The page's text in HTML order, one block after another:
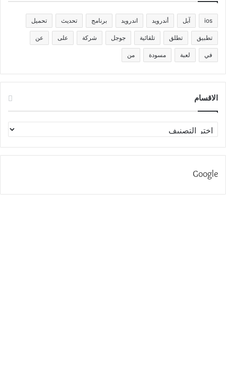
ios آبل أندرويد اندرويد برنامج تحديث تحميل
تطبيق تطلق تلقائية جوجل شركة على عن
في لعبة مسودة من
الاقسام
الاقسام
Google